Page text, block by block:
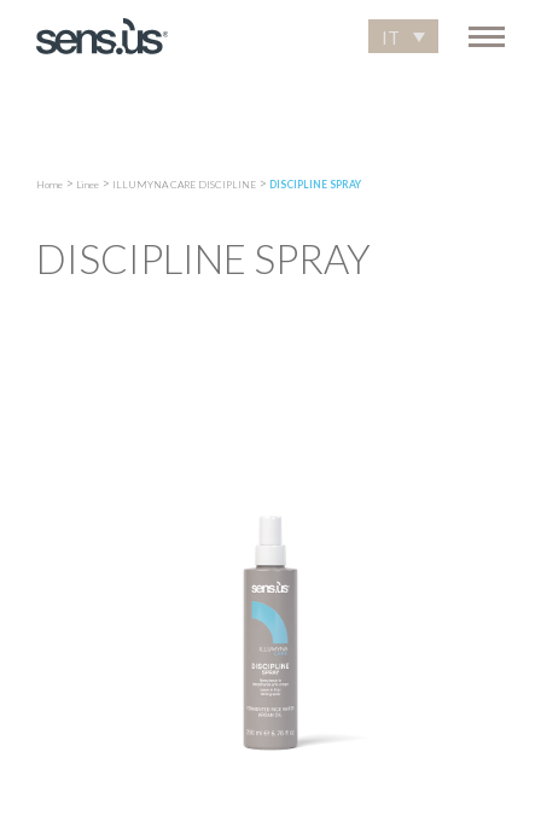
IT
Home > Linee > ILLUMYNA CARE DISCIPLINE > DISCIPLINE SPRAY
DISCIPLINE SPRAY